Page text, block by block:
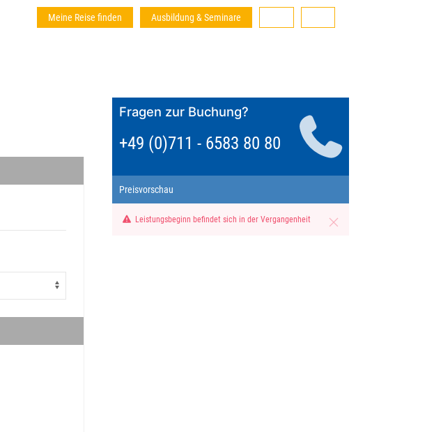
Meine Reise finden Ausbildung & Seminare
Fragen zur Buchung?
+49 (0)711 - 6583 80 80
Preisvorschau
Leistungsbeginn befindet sich in der Vergangenheit